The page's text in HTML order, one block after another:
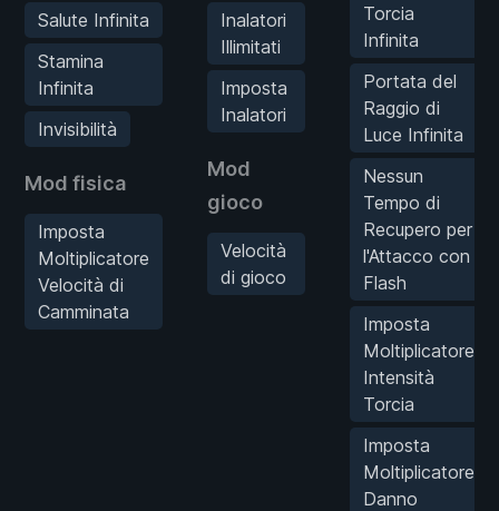
Salute Infinita
Stamina
Infinita
Invisibilità
Mod fisica
Imposta
Moltiplicatore
Velocità di
Camminata
Inalatori
Illimitati
Imposta
Inalatori
Mod
gioco
Velocità
di gioco
Torcia
Infinita
Portata del
Raggio di
Luce Infinita
Nessun
Tempo di
Recupero per
l'Attacco con
Flash
Imposta
Moltiplicatore
Intensità
Torcia
Imposta
Moltiplicatore
Danno